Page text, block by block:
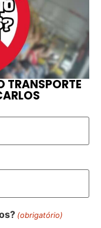
TRANSPORTE
(obrigatório)